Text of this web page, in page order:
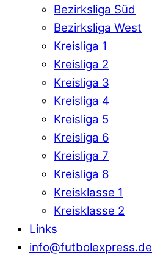
Bezirksliga Süd
Bezirksliga West
Kreisliga 1
Kreisliga 2
Kreisliga 3
Kreisliga 4
Kreisliga 5
Kreisliga 6
Kreisliga 7
Kreisliga 8
Kreisklasse 1
Kreisklasse 2
Links
info@futbolexpress.de